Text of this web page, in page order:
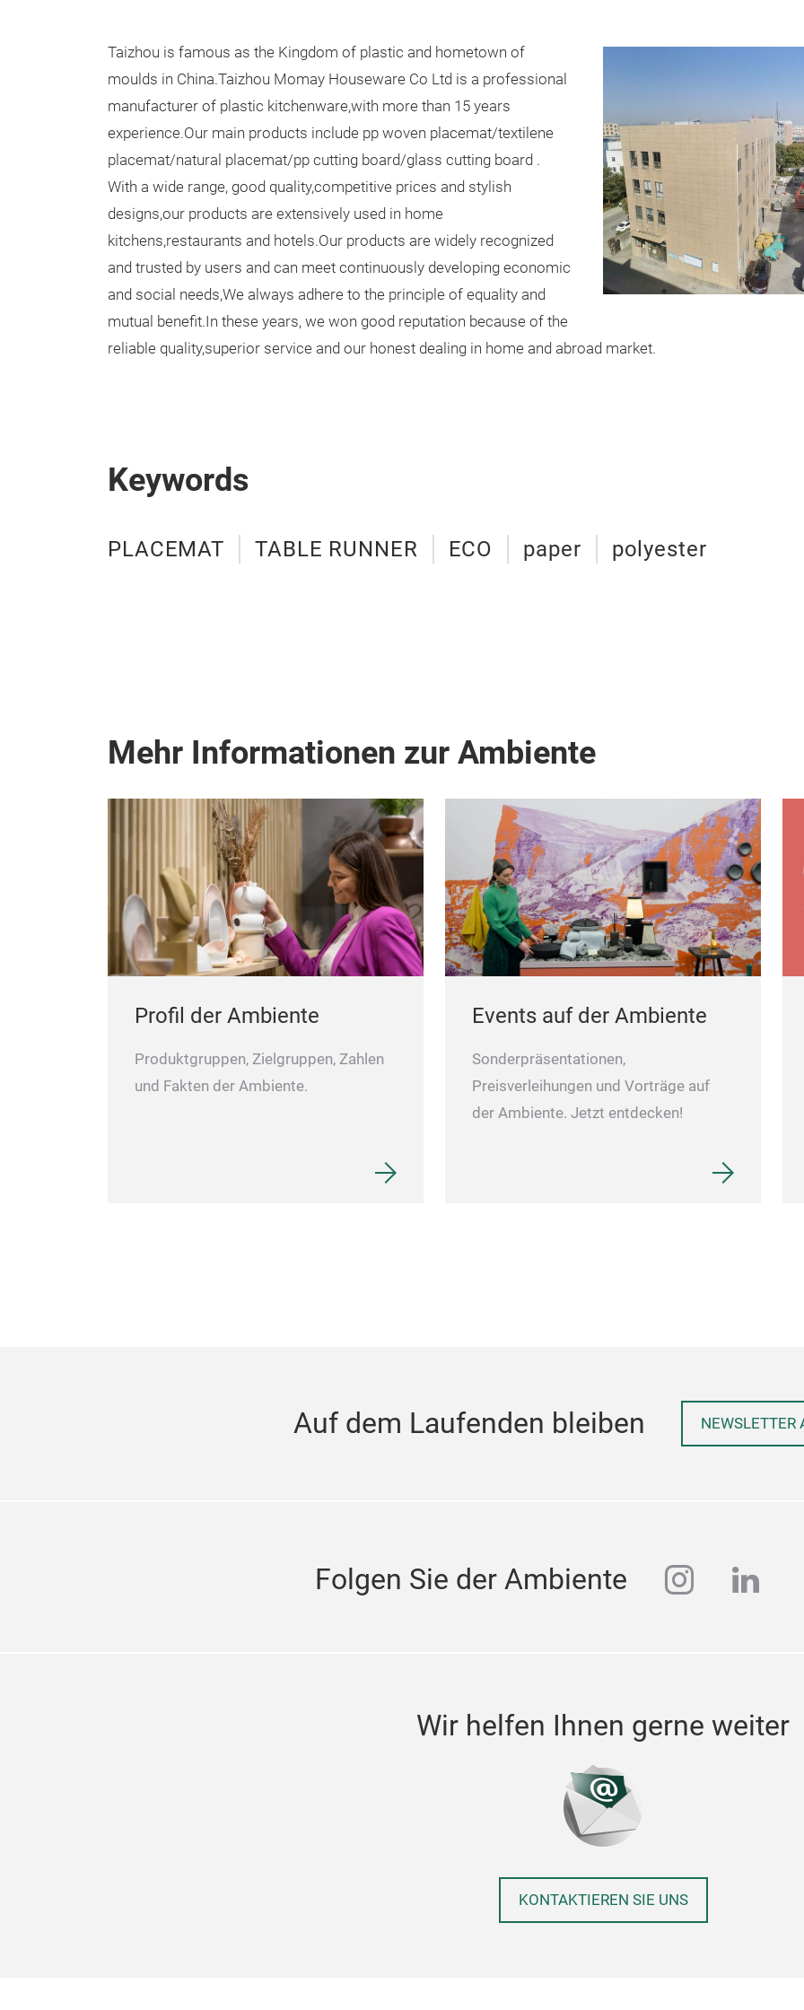
Taizhou is famous as the Kingdom of plastic and hometown of
moulds in China.Taizhou Momay Houseware Co Ltd is a professional
manufacturer of plastic kitchenware,with more than 15 years
experience.Our main products include pp woven placemat/textilene
placemat/natural placemat/pp cutting board/glass cutting board .
With a wide range, good quality,competitive prices and stylish
designs,our products are extensively used in home
kitchens,restaurants and hotels.Our products are widely recognized
and trusted by users and can meet continuously developing economic
and social needs,We always adhere to the principle of equality and
mutual benefit.In these years, we won good reputation because of the
reliable quality,superior service and our honest dealing in home and abroad market.
Keywords
PLACEMAT TABLE RUNNER ECO paper polyester
Mehr Informationen zur Ambiente
Profil der Ambiente
Produktgruppen, Zielgruppen, Zahlen
und Fakten der Ambiente.
Events auf der Ambiente
Sonderpräsentationen,
Preisverleihungen und Vorträge auf
der Ambiente. Jetzt entdecken!
Auf dem Laufenden bleiben NEWSLETTER
Folgen Sie der Ambiente
Wir helfen Ihnen gerne weiter
KONTAKTIEREN SIE UNS